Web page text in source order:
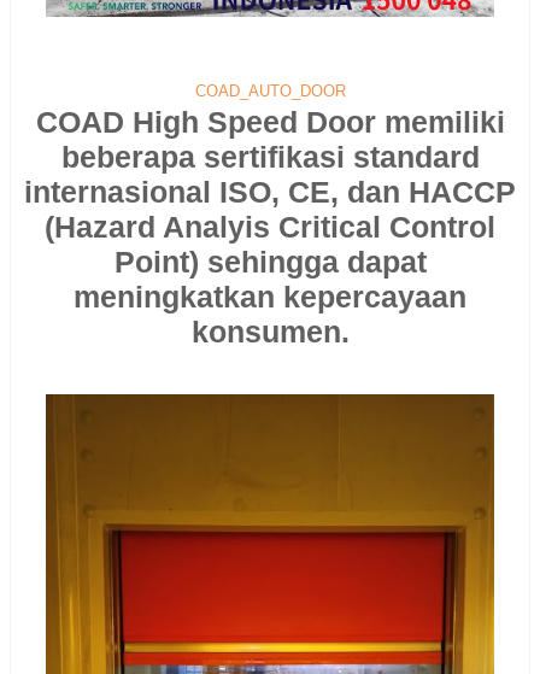
COAD_AUTO_DOOR
COAD High Speed Door memiliki
beberapa sertifikasi standard
internasional ISO, CE, dan HACCP
(Hazard Analyis Critical Control
Point) sehingga dapat
meningkatkan kepercayaan
konsumen.